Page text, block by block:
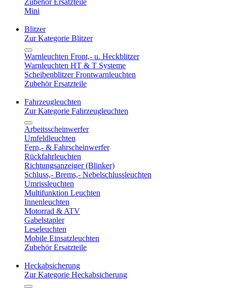
Zubehör Ersatzteile
Mini
Blitzer
Zur Kategorie Blitzer
Warnleuchten Front,- u. Heckblitzer
Warnleuchten HT & T Systeme
Scheibenblitzer Frontwarnleuchten
Zubehör Ersatzteile
Fahrzeugleuchten
Zur Kategorie Fahrzeugleuchten
Arbeitsscheinwerfer
Umfeldleuchten
Fern,- & Fahrscheinwerfer
Rückfahrleuchten
Richtungsanzeiger (Blinker)
Schluss,- Brems,- Nebelschlussleuchten
Umrissleuchten
Multifunktion Leuchten
Innenleuchten
Motorrad & ATV
Gabelstapler
Leseleuchten
Mobile Einsatzleuchten
Zubehör Ersatzteile
Heckabsicherung
Zur Kategorie Heckabsicherung